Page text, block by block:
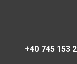
+40 745 153